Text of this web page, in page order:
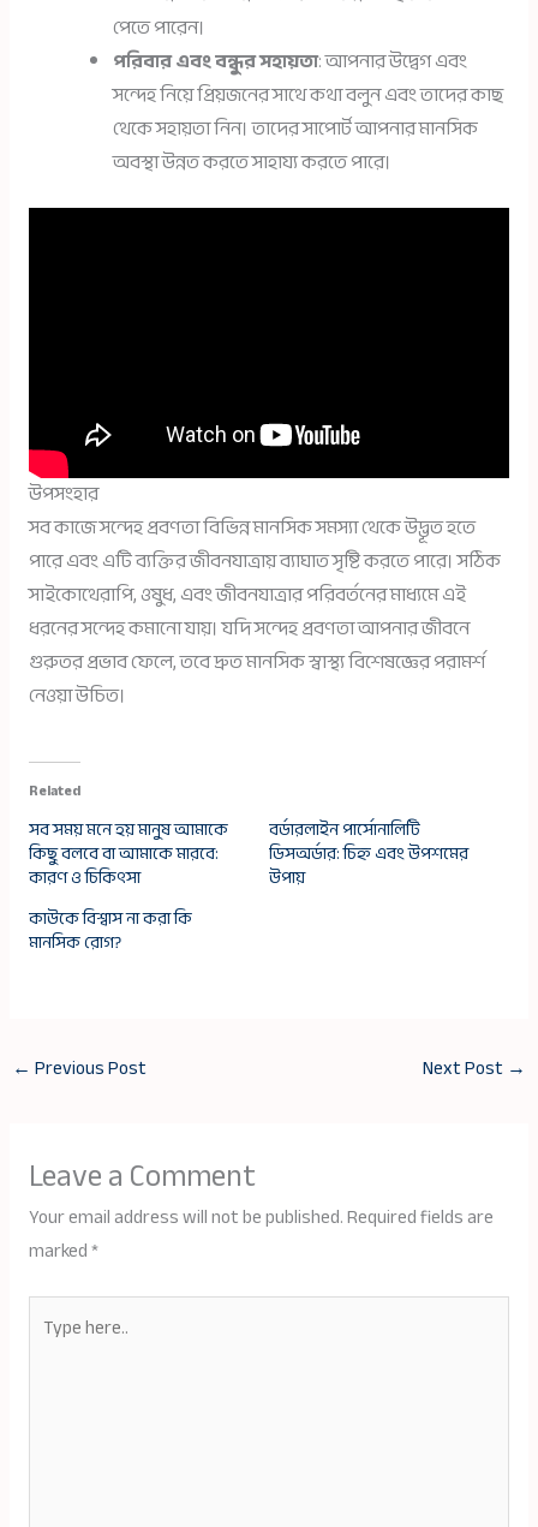
পেতে পারেন।
পরিবার এবং বন্ধুর সহায়তা: আপনার উদ্বেগ এবং
সন্দেহ নিয়ে প্রিয়জনের সাথে কথা বলুন এবং তাদের কাছ
থেকে সহায়তা নিন। তাদের সাপোর্ট আপনার মানসিক
অবস্থা উন্নত করতে সাহায্য করতে পারে।
উপসংহার
সব কাজে সন্দেহ প্রবণতা বিভিন্ন মানসিক সমস্যা থেকে উদ্ভূত হতে
পারে এবং এটি ব্যক্তির জীবনযাত্রায় ব্যাঘাত সৃষ্টি করতে পারে। সঠিক
সাইকোথেরাপি, ওষুধ, এবং জীবনযাত্রার পরিবর্তনের মাধ্যমে এই
ধরনের সন্দেহ কমানো যায়। যদি সন্দেহ প্রবণতা আপনার জীবনে
গুরুতর প্রভাব ফেলে, তবে দ্রুত মানসিক স্বাস্থ্য বিশেষজ্ঞের পরামর্শ
নেওয়া উচিত।
Related
সব সময় মনে হয় মানুষ আমাকে
কিছু বলবে বা আমাকে মারবে:
কারণ ও চিকিৎসা
বর্ডারলাইন পার্সোনালিটি
ডিসঅর্ডার: চিহ্ন এবং উপশমের
উপায়
কাউকে বিশ্বাস না করা কি
মানসিক রোগ?
← Previous Post Next Post →
Leave a Comment
Your email address will not be published.Required fields are
marked*
here..